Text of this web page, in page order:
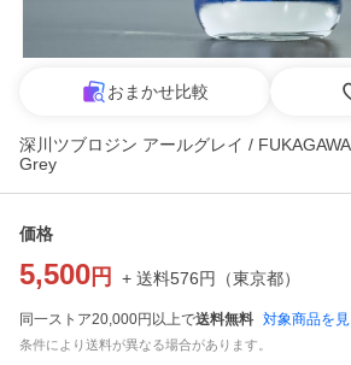
おまかせ比較
深川ツブロジン アールグレイ /
Grey
価格
5,500 円 + 送料576円 （東京都）
同一ストア20,000円以上で送料無料 対象商品を
条件により送料が異なる場合があります。